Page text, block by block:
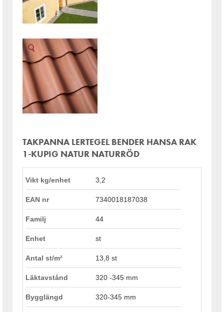
TAKPANNA LERTEGEL BENDER HANSA RAK
1-KUPIG NATUR NATURRÖD
Vikt kg/enhet 3,2
EAN nr 7340018187038
Familj 44
Enhet st
Antal st/m² 13,8 st
Läktavstånd 320 -345 mm
Bygglängd 320-345 mm